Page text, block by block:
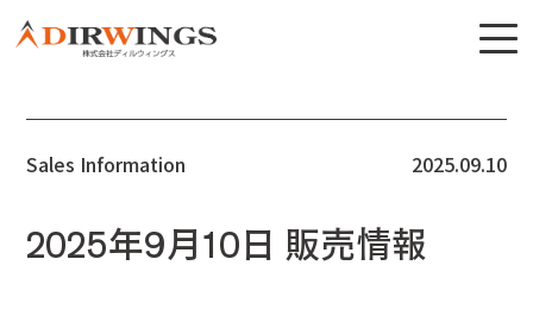
Sales Information 2025.09.10
2025年9月10日 販売情報